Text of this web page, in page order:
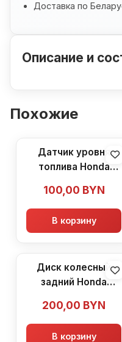
Доставка по
Описание и
Похожие
Датчик уровня
топлива Honda
100,00 BYN
В корзину
Диск колесный
задний Honda
200,00 BYN
В корзину